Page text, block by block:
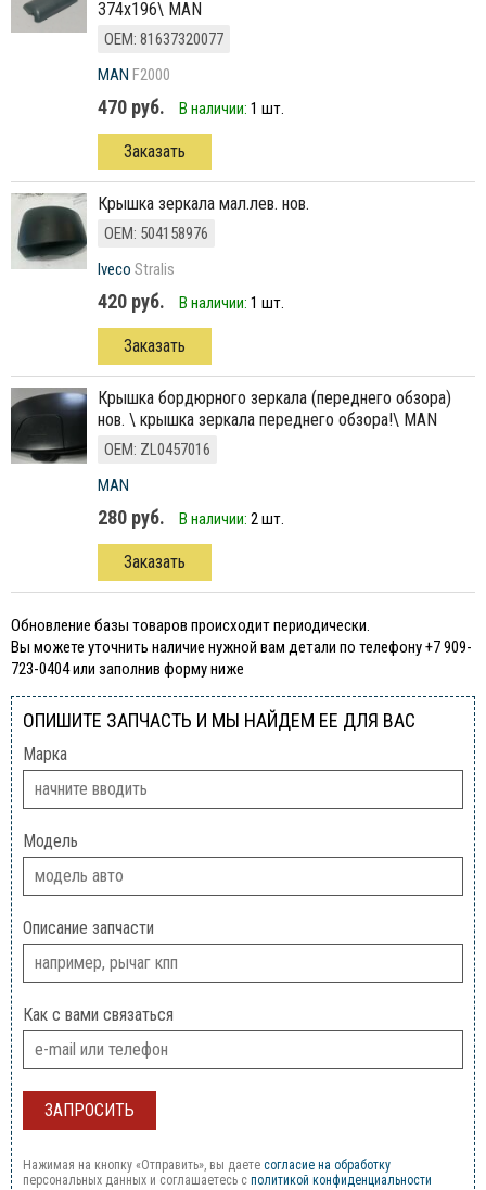
374x196\ MAN
ОЕМ: 81637320077
MAN F2000
470 руб. В наличии: 1 шт.
Заказать
крышка зеркала мал.лев. нов.
ОЕМ: 504158976
Iveco Stralis
420 руб. В наличии: 1 шт.
Заказать
крышка бордюрного зеркала (переднего обзора)
нов. \ крышка зеркала переднего обзора!\ MAN
ОЕМ: ZL0457016
MAN
280 руб. В наличии: 2 шт.
Заказать
Обновление базы товаров происходит периодически.
Вы можете уточнить наличие нужной вам детали по телефону +7 909-
723-0404 или заполнив форму ниже
ОПИШИТЕ ЗАПЧАСТЬ И МЫ НАЙДЕМ ЕЕ ДЛЯ ВАС
Марка
Модель
Описание запчасти
Как с вами связаться
Нажимая на кнопку «Отправить», вы даете согласие на обработку
персональных данных и соглашаетесь c политикой конфиденциальности